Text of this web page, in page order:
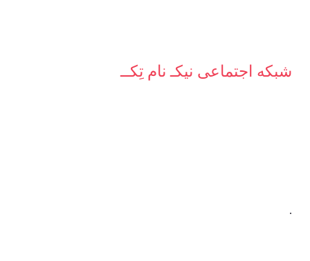
شبکه‌ اجتماعی نیکـ نام تِکــ
.